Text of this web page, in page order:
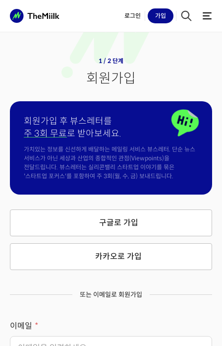
로그인 가입
1 / 2 단계
회원가입
회원가입 후 뷰스레터를
주 3회 무료로 받아보세요.
가치있는 정보를 신선하게 배달하는 메일링 서비스 뷰스레터. 단순 뉴스
서비스가 아닌 세상과 산업의 종합적인 관점(Viewpoints)을
전달드립니다. 뷰스레터는 실리콘밸리 스타트업 이야기를 묶은
'스타트업 포커스'를 포함하여 주 3회(월, 수, 금) 보내드립니다.
구글로 가입
카카오로 가입
또는 이메일로 회원가입
이메일